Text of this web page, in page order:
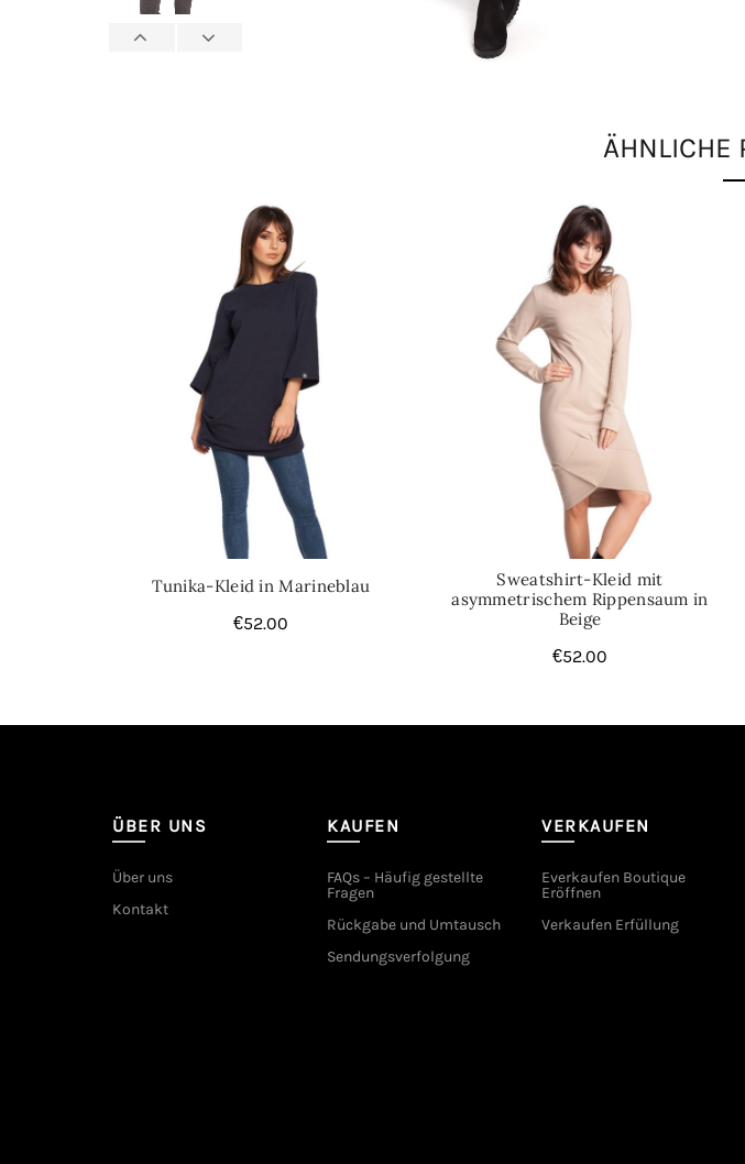
ÄHNLICHE
Tunika-Kleid in Marineblau
€52.00
Sweatshirt-Kleid mit
asymmetrischem Rippensaum in
Beige
€52.00
ÜBER UNS
Über uns
Kontakt
KAUFEN
FAQs – Häufig gestellte
Fragen
Rückgabe und Umtausch
Sendungsverfolgung
VERKAUFEN
Everkaufen Boutique
Eröffnen
Verkaufen Erfüllung